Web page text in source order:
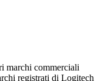
marchi commerciali
registrati di Logitech